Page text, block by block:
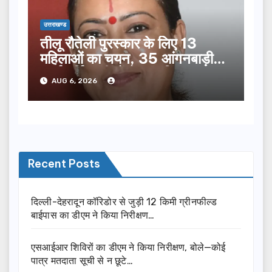
उत्तराखण्ड
तीलू रौतेली पुरस्कार के लिए 13
महिलाओं का चयन, 35 आंगनबाड़ी
कार्यकर्तियां भी होंगी सम्मानित…
AUG 6, 2026
Recent Posts
दिल्ली-देहरादून कॉरिडोर से जुड़ी 12 किमी ग्रीनफील्ड
बाईपास का डीएम ने किया निरीक्षण…
एसआईआर शिविरों का डीएम ने किया निरीक्षण, बोले—कोई
पात्र मतदाता सूची से न छूटे…